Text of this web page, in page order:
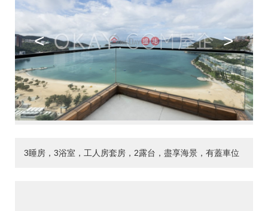
< >
3睡房，3浴室，工人房套房，2露台，盡享海景，有蓋車位